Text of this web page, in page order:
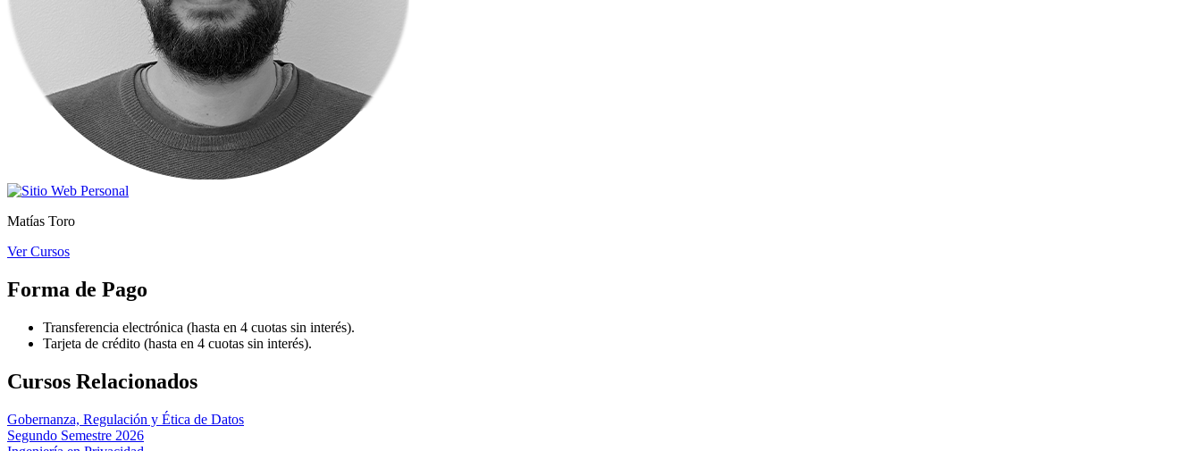
Matías Toro
Ver Cursos
Forma de Pago
Transferencia electrónica (hasta en 4 cuotas sin interés).
Tarjeta de crédito (hasta en 4 cuotas sin interés).
Cursos Relacionados
Gobernanza, Regulación y Ética de Datos
Segundo Semestre 2026